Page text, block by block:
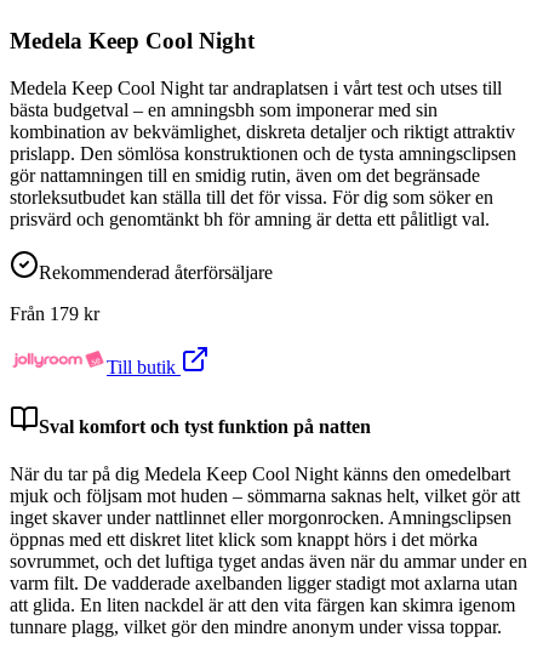
Medela Keep Cool Night
Medela Keep Cool Night tar andraplatsen i vårt test och utses till
bästa budgetval – en amningsbh som imponerar med sin
kombination av bekvämlighet, diskreta detaljer och riktigt attraktiv
prislapp. Den sömlösa konstruktionen och de tysta amningsclipsen
gör nattamningen till en smidig rutin, även om det begränsade
storleksutbudet kan ställa till det för vissa. För dig som söker en
prisvärd och genomtänkt bh för amning är detta ett pålitligt val.
Rekommenderad återförsäljare
Från 179 kr
Till butik
Sval komfort och tyst funktion på natten
När du tar på dig Medela Keep Cool Night känns den omedelbart
mjuk och följsam mot huden – sömmarna saknas helt, vilket gör att
inget skaver under nattlinnet eller morgonrocken. Amningsclipsen
öppnas med ett diskret litet klick som knappt hörs i det mörka
sovrummet, och det luftiga tyget andas även när du ammar under en
varm filt. De vadderade axelbanden ligger stadigt mot axlarna utan
att glida. En liten nackdel är att den vita färgen kan skimra igenom
tunnare plagg, vilket gör den mindre anonym under vissa toppar.